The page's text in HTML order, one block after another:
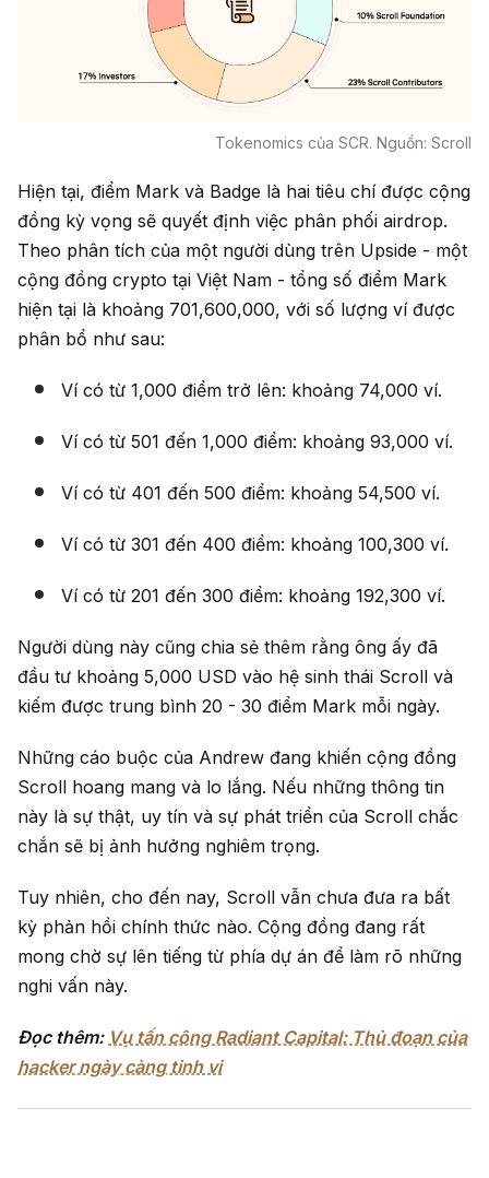
Tokenomics của SCR. Nguồn: Scroll
Hiện tại, điểm Mark và Badge là hai tiêu chí được cộng
đồng kỳ vọng sẽ quyết định việc phân phối airdrop.
Theo phân tích của một người dùng trên Upside - một
cộng đồng crypto tại Việt Nam - tổng số điểm Mark
hiện tại là khoảng 701,600,000, với số lượng ví được
phân bổ như sau:
Ví có từ 1,000 điểm trở lên: khoảng 74,000 ví.
Ví có từ 501 đến 1,000 điểm: khoảng 93,000 ví.
Ví có từ 401 đến 500 điểm: khoảng 54,500 ví.
Ví có từ 301 đến 400 điểm: khoảng 100,300 ví.
Ví có từ 201 đến 300 điểm: khoảng 192,300 ví.
Người dùng này cũng chia sẻ thêm rằng ông ấy đã
đầu tư khoảng 5,000 USD vào hệ sinh thái Scroll và
kiếm được trung bình 20 - 30 điểm Mark mỗi ngày.
Những cáo buộc của Andrew đang khiến cộng đồng
Scroll hoang mang và lo lắng. Nếu những thông tin
này là sự thật, uy tín và sự phát triển của Scroll chắc
chắn sẽ bị ảnh hưởng nghiêm trọng.
Tuy nhiên, cho đến nay, Scroll vẫn chưa đưa ra bất
kỳ phản hồi chính thức nào. Cộng đồng đang rất
mong chờ sự lên tiếng từ phía dự án để làm rõ những
nghi vấn này.
Đọc thêm: Vụ tấn công Radiant Capital: Thủ đoạn của
hacker ngày càng tinh vi